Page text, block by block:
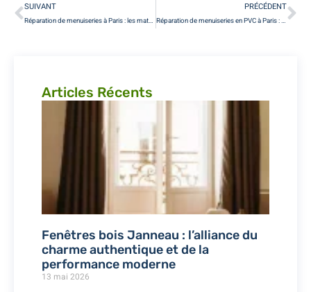
SUIVANT
Réparation de menuiseries à Paris : les matériaux durables à privilégier
PRÉCÉDENT
Réparation de menuiseries en PVC à Paris : les erreurs à éviter absolument
Articles Récents
Fenêtres bois Janneau : l’alliance du
charme authentique et de la
performance moderne
13 mai 2026